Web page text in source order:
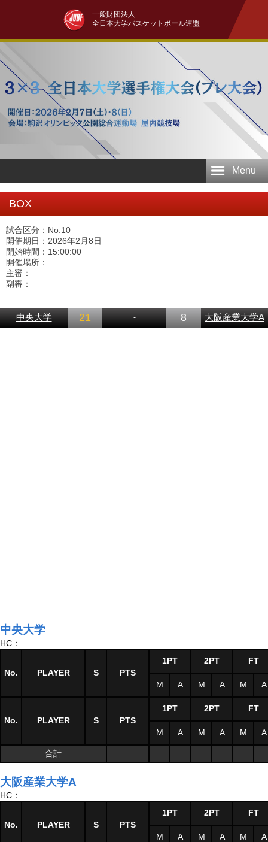
一般財団法人
全日本大学バスケットボール連盟
Menu
BOX
試合区分：No.10
開催期日：2026年2月8日
開始時間：15:00:00
開催場所：
主審：
副審：
中央大学 21 - 8 大阪産業大学A
中央大学
HC：
No. PLAYER S PTS
1PT 2PT FT
M A M A M A
No. PLAYER S PTS
1PT 2PT FT
M A M A M A
合計
大阪産業大学A
HC：
No. PLAYER S PTS
1PT 2PT FT
M A M A M A